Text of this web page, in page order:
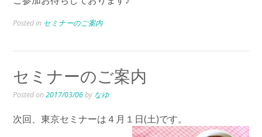
Posted in セミナーのご案内
セミナーのご案内
Posted on2017/03/06by なゆ
次回、東京セミナーは４月１日(土)です。